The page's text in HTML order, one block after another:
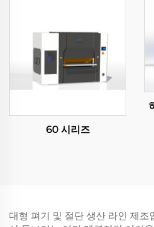
60 시리즈
대형 펴기 및 절단 생산 라인 제조